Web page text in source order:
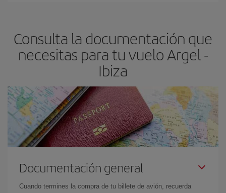
avión más baratos te saldrán. Además, si buscas los vuelos con
las fechas y los horarios del viaje un poco abiertos, podráselegir
el precio más barato.
Consulta la documentación que
necesitas para tu vuelo Argel -
Ibiza
Documentación general
Cuando termines la compra de tu billete de avión, recuerda